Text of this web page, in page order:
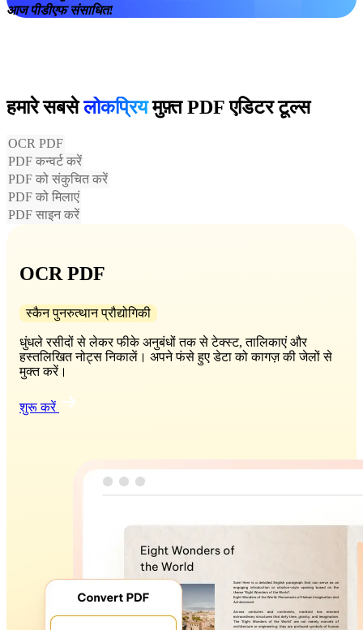
आज पीडीएफ संसाधित!
हमारे सबसेलोकप्रियमुफ़्त PDF एडिटर टूल्स
OCR PDF
PDF कन्वर्ट करें
PDF को संकुचित करें
PDF को मिलाएं
PDF साइन करें
OCR PDF
स्कैन पुनरुत्थान प्रौद्योगिकी
धुंधले रसीदों से लेकर फीके अनुबंधों तक से टेक्स्ट, तालिकाएं और
हस्तलिखित नोट्स निकालें। अपने फंसे हुए डेटा को कागज़ की जेलों से
मुक्त करें।
शुरू करें